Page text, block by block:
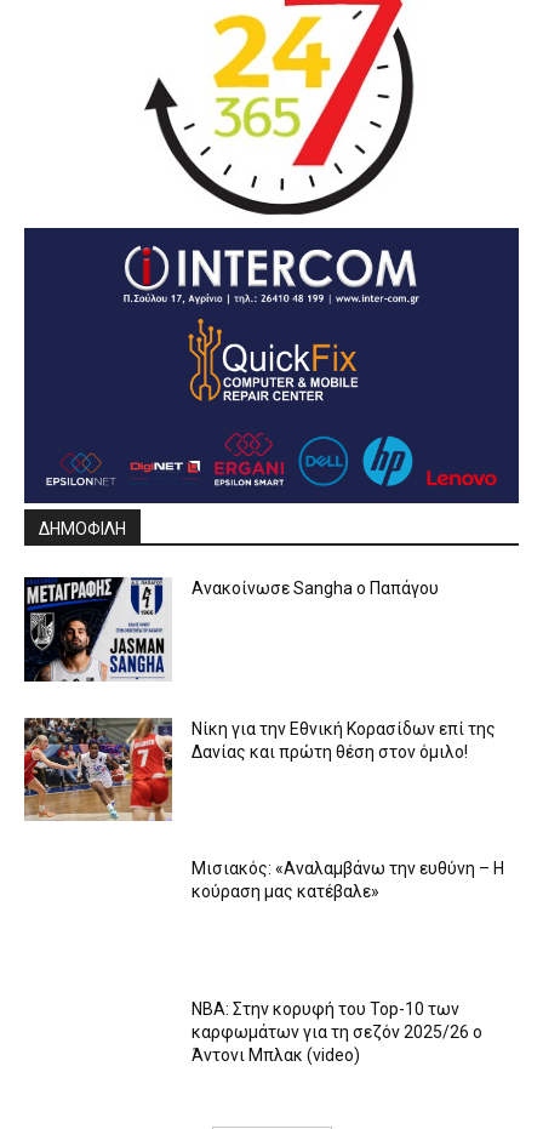
ΔΗΜΟΦΙΛΗ
Ανακοίνωσε Sangha ο Παπάγου
Νίκη για την Εθνική Κορασίδων επί της
Δανίας και πρώτη θέση στον όμιλο!
Μισιακός: «Αναλαμβάνω την ευθύνη – Η
κούραση μας κατέβαλε»
ΝΒΑ: Στην κορυφή του Top-10 των
καρφωμάτων για τη σεζόν 2025/26 ο
Άντονι Μπλακ (video)